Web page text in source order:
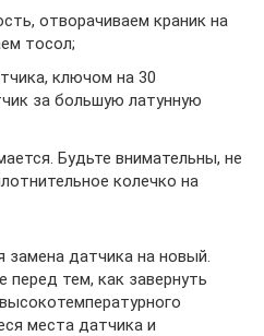
отворачиваем краник на
тосол;
ключом на 30
за большую латунную
Будьте внимательны, не
колечко на
замена датчика на новый.
перед тем, как завернуть
места датчика и